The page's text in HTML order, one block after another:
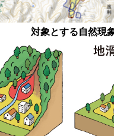
対象とする自然現